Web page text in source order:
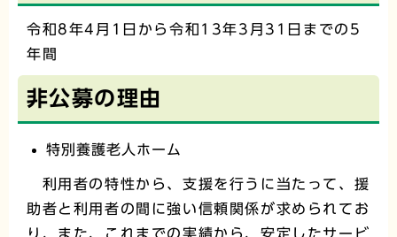
令和8年4月1日から令和13年3月31日までの5
年間
非公募の理由
特別養護老人ホーム
利用者の特性から、支援を行うに当たって、援
助者と利用者の間に強い信頼関係が求められてお
り、また、これまでの実績から、安定したサービ